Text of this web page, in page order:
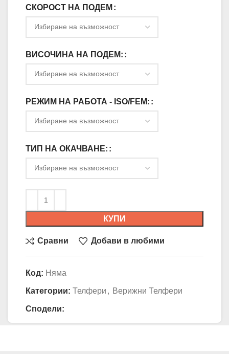
СКОРОСТ НА ПОДЕМ
ВИСОЧИНА НА ПОДЕМ:
РЕЖИМ НА РАБОТА - ISO/FEM:
ТИП НА ОКАЧВАНЕ:
КУПИ
Сравни Добави в любими
Код: Няма
Категории: Телфери , Верижни Телфери
Сподели: